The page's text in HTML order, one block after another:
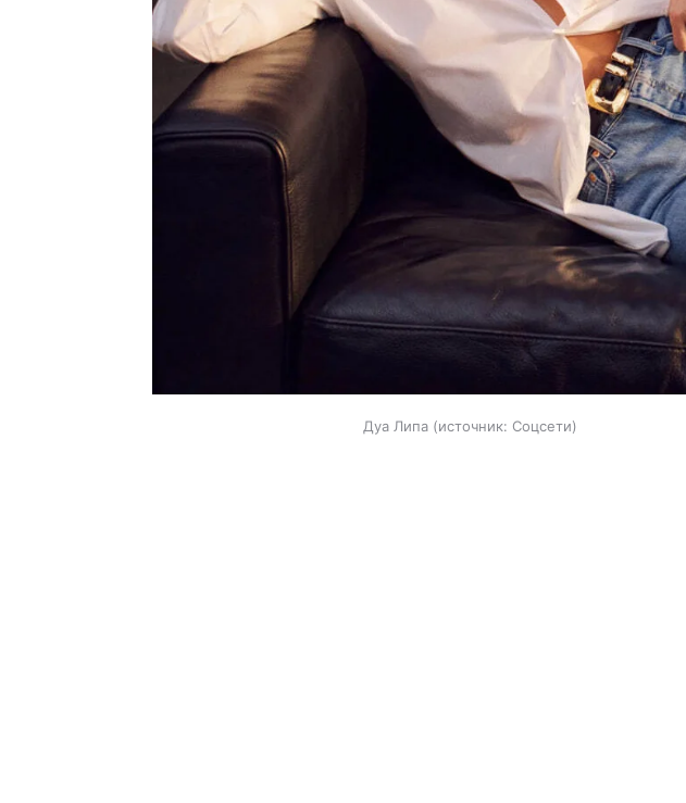
Дуа Липа источник: Соцсети